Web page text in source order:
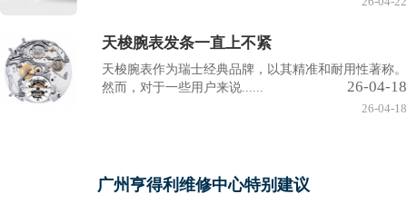
天梭腕表发条一直上不紧
天梭腕表作为瑞士经典品牌，以其精准和耐用性著称。
然而，对于一些用户来说......
26-04-18
26-04-18
广州亨得利维修中心特别建议